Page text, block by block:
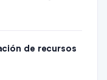
de recursos